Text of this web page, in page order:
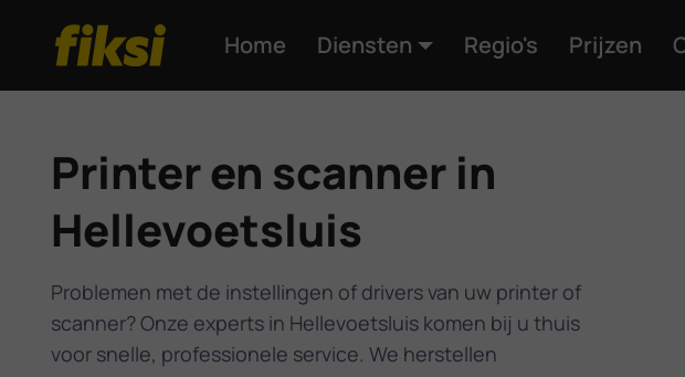
Home Diensten Regio's Prijzen
Printer en scanner in
Hellevoetsluis
Problemen met de instellingen of drivers van uw printer of
scanner? Onze experts in Hellevoetsluis komen bij u thuis
voor snelle, professionele service. We herstellen